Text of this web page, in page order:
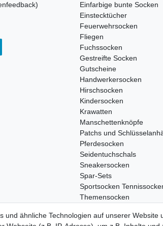
Einfarbige bunte Socken
Einstecktücher
Feuerwehrsocken
Fliegen
Fuchssocken
Gestreifte Socken
Gutscheine
Handwerkersocken
Hirschsocken
Kindersocken
Krawatten
Manschettenknöpfe
Patchs und
Pferdesocken
Seidentuchschals
Sneakersocken
Spar-Sets
Sportsocken
Themensocken
Treckersocken
und ähnliche Technologien auf unserer